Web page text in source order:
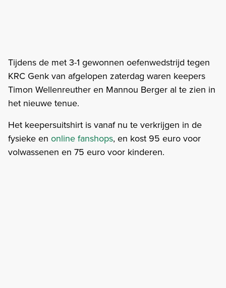
Tijdens de met 3-1 gewonnen oefenwedstrijd tegen
KRC Genk van afgelopen zaterdag waren keepers
Timon Wellenreuther en Mannou Berger al te zien in
het nieuwe tenue.
Het keepersuitshirt is vanaf nu te verkrijgen in de
fysieke en online fanshops, en kost 95 euro voor
volwassenen en 75 euro voor kinderen.